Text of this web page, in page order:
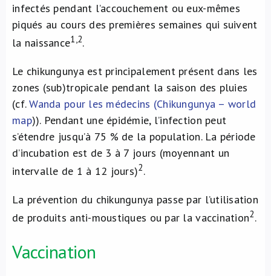
infectés pendant l’accouchement ou eux-mêmes
piqués au cours des premières semaines qui suivent
la naissance1,2.
Le chikungunya est principalement présent dans les
zones (sub)tropicale pendant la saison des pluies
(cf.Wanda pour les médecins (Chikungunya – world
map)). Pendant une épidémie, l’infection peut
s’étendre jusqu’à 75 % de la population. La période
d’incubation est de 3 à 7 jours (moyennant un
intervalle de 1 à 12 jours)2.
La prévention du chikungunya passe par l’utilisation
de produits anti-moustiques ou par la vaccination2.
Vaccination